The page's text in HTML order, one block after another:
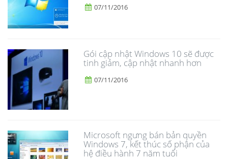
07/11/2016
Gói cập nhật Windows 10 sẽ được
tinh giảm, cập nhật nhanh hơn
07/11/2016
Microsoft ngưng bán bản quyền
Windows 7, kết thúc số phận của
hệ điều hành 7 năm tuổi